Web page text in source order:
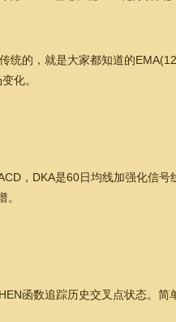
统的，就是大家都知道的
化。
，DKA是60日均线加强化信
函数追踪历史交叉点状态。